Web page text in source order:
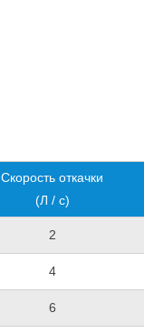
Скорость откачки
(Л / с)
2
4
6